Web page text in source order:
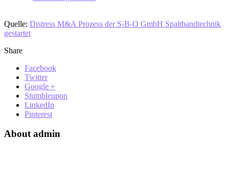
Quelle: Distress M&A Prozess der S-B-O GmbH Spaltbandtechnik
gestartet
Share
Facebook
Twitter
Google +
Stumbleupon
LinkedIn
Pinterest
About admin